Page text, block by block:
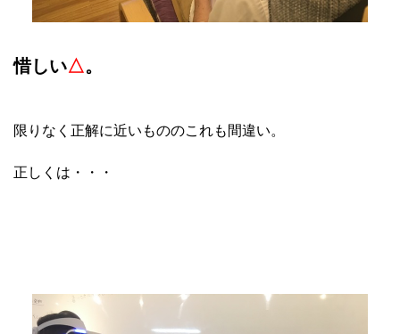
惜しい△。
限りなく正解に近いもののこれも間違い。
正しくは・・・